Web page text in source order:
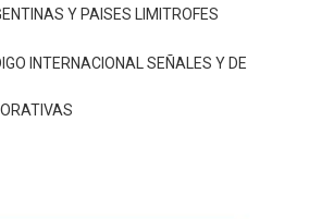
Y PAISES LIMITROFES
INTERNACIONAL SEÑALES Y DE